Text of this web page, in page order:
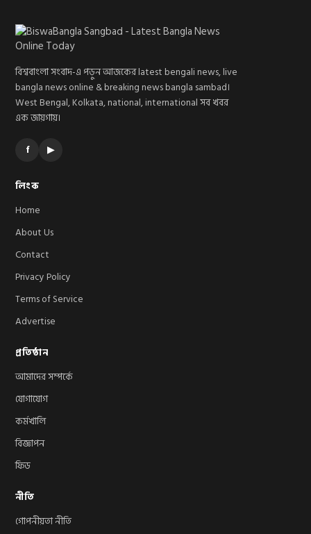
বিশ্ববাংলা সংবাদ-এ পড়ুন আজকের latest bengali news, live
bangla news online & breaking news bangla sambad।
West Bengal, Kolkata, national, international সব খবর
এক জায়গায়।
f ▶
লিংক
Home
About Us
Contact
Privacy Policy
Terms of Service
Advertise
প্রতিষ্ঠান
আমাদের সম্পর্কে
যোগাযোগ
কর্মখালি
বিজ্ঞাপন
ফিড
নীতি
গোপনীয়তা নীতি